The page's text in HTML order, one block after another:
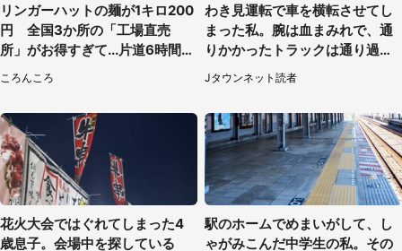
リンガーハットの麺が1キロ200
円 全国3か所の「工場直売
所」がお得すぎて...片道6時間か
けて来た人も
ころんころ
わき見運転で車を横転させてし
まった私。腕は血まみれで、通
りかかったトラックは通り過ぎ
ていき...（福岡県・30代女性）
Jタウンネット読者
花火大会ではぐれてしまった4
歳息子。会場中を探している
駅のホームでめまいがして、し
ゃがみこんだ中学生の私。その